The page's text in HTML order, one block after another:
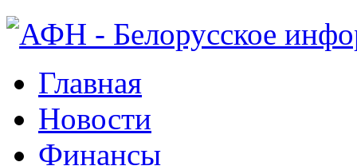
Главная
Новости
Финансы